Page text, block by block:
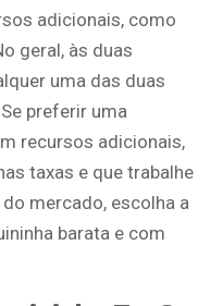
adicionais, como
geral, às duas
uma das duas
preferir uma
recursos adicionais,
taxas e que trabalhe
mercado, escolha a
barata e com